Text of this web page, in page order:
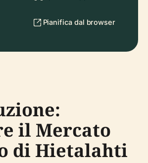
Pianifica dal browser
il Mercato
di Hietalahti